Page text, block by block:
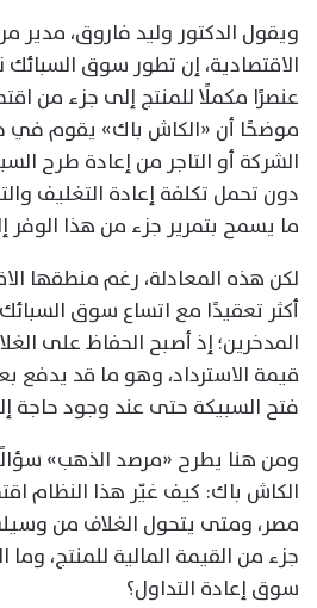
ويقول الدكتور وليد فاروق، مدير
الاقتصادية، إن تطور سوق
عنصرًا مكملًا للمنتج إلى جزء من
موضحًا أن «الكاش باك» يقوم في
الشركة أو التاجر من إعادة طرح
دون تحمل تكلفة إعادة التغليف
ما يسمح بتمرير جزء من هذا الوفر
لكن هذه المعادلة، رغم منطقها
أكثر تعقيدًا مع اتساع سوق
المدخرين؛ إذ أصبح الحفاظ على
قيمة الاسترداد، وهو ما قد يدفع
فتح السبيكة حتى عند وجود حاجة
ومن هنا يطرح «مرصد الذهب»
الكاش باك: كيف غيّر هذا النظام
مصر، ومتى يتحول الغلاف من
جزء من القيمة المالية للمنتج،
سوق إعادة التداول؟